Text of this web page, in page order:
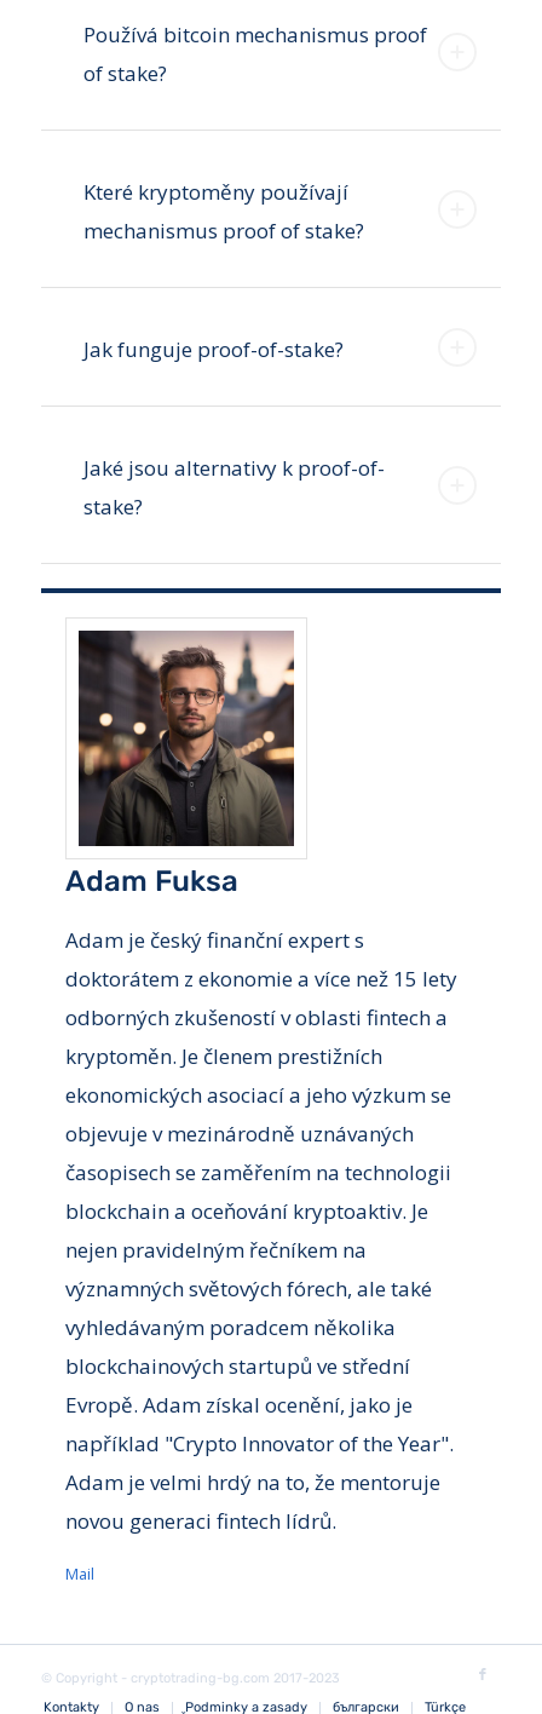
Používá bitcoin mechanismus proof
of stake?
Které kryptoměny používají
mechanismus proof of stake?
Jak funguje proof-of-stake?
Jaké jsou alternativy k proof-of-
stake?
Adam Fuksa
Adam je český finanční expert s
doktorátem z ekonomie a více než 15 lety
odborných zkušeností v oblasti fintech a
kryptoměn. Je členem prestižních
ekonomických asociací a jeho výzkum se
objevuje v mezinárodně uznávaných
časopisech se zaměřením na technologii
blockchain a oceňování kryptoaktiv. Je
nejen pravidelným řečníkem na
významných světových fórech, ale také
vyhledávaným poradcem několika
blockchainových startupů ve střední
Evropě. Adam získal ocenění, jako je
například "Crypto Innovator of the Year".
Adam je velmi hrdý na to, že mentoruje
novou generaci fintech lídrů.
Mail
© Copyright - cryptotrading-bg.com 2017-2023
Kontakty
O nas Podminky a zasady български Türkçe